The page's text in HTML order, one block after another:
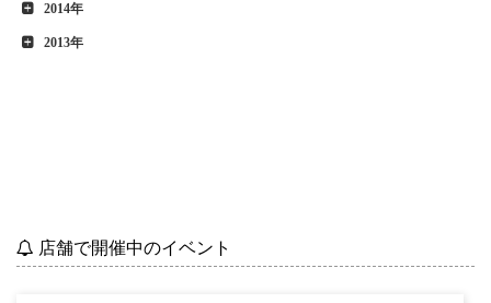
2014年
2013年
店舗で開催中のイベント